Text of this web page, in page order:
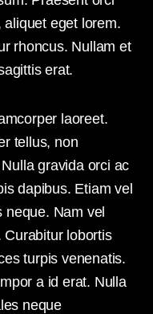
eget lorem.
rhoncus. Nullam et
erat.
laoreet.
tellus, non
gravida orci ac
dapibus. Etiam vel
neque. Nam vel
lobortis
turpis venenatis.
a id erat. Nulla
neque